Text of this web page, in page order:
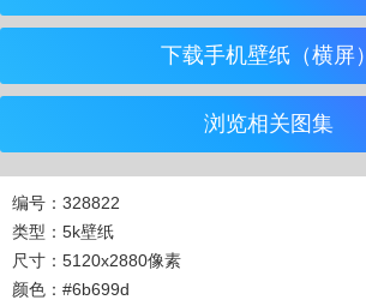
下载手机壁纸（横屏）
浏览相关图集
编号：328822
类型：5k壁纸
尺寸：5120x2880像素
颜色：#6b699d